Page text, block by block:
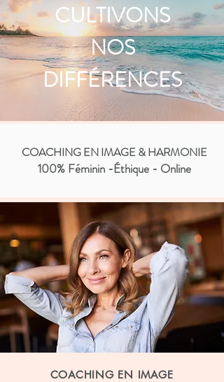
COACHING EN IMAGE & HARMONIE
100% Féminin -Éthique - Online
CULTIVONS
NOS
DIFFÉRENCES
COACHING EN IMAGE